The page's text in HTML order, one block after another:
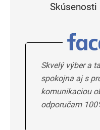
Skúsenosti
Skvelý výber a
spokojna aj s
komunikaciou
odporučam